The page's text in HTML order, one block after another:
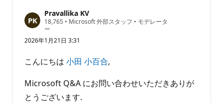
Pravallika KV
18,765 評
の
ポ
ン
ト
• Microsoft 外部スタッフ • モデレータ
ー
2026年1月21日 3:31
こんにちは 小田 小百合,
Microsoft Q&A にお問い合わせいただきありが
とうございます.